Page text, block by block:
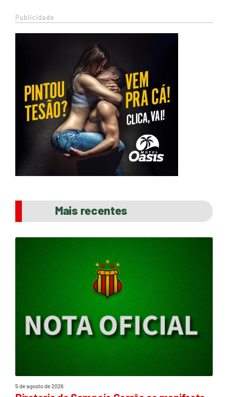
Publicidade
Mais recentes
5 de agosto de 2026